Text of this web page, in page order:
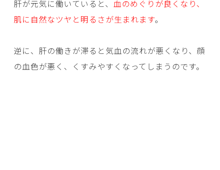
肝が元気に働いていると、 血のめぐりが良くなり、
肌に自然なツヤと明るさが生まれます。
逆に、肝の働きが滞ると気血の流れが悪くなり、顔
の血色が悪く、くすみやすくなってしまうのです。